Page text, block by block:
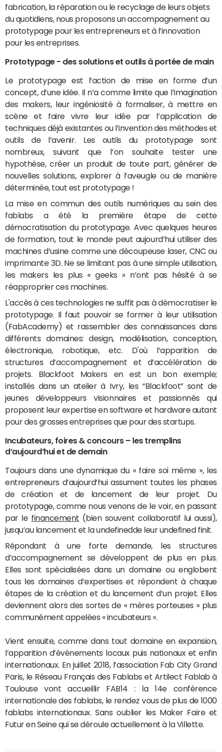
fabrication, la réparation ou le recyclage de leurs objets
du quotidiens, nous proposons un accompagnement au
prototypage pour les entrepreneurs et à l’innovation
pour les entreprises.
Prototypage - des solutions et outils à portée de main
Le prototypage est l’action de mise en forme d’un
concept, d’une idée. Il n’a comme limite que l’imagination
des makers, leur ingéniosité à formaliser, à mettre en
scène et faire vivre leur idée par l’application de
techniques déjà existantes ou l’invention des méthodes et
outils de l’avenir. Les outils du prototypage sont
nombreux, suivant que l’on souhaite tester une
hypothèse, créer un produit de toute part, générer de
nouvelles solutions, explorer à l’aveugle ou de manière
déterminée, tout est prototypage !
La mise en commun des outils numériques au sein des
fablabs a été la première étape de cette
démocratisation du prototypage. Avec quelques heures
de formation, tout le monde peut aujourd’hui utiliser des
machines d’usine comme une découpeuse laser, CNC ou
imprimante 3D. Ne se limitant pas à une simple utilisation,
les makers les plus « geeks » n’ont pas hésité à se
réapproprier ces machines.
L'accès à ces technologies ne suffit pas à démocratiser le
prototypage. Il faut pouvoir se former à leur utilisation
(FabAcademy) et rassembler des connaissances dans
différents domaines: design, modélisation, conception,
électronique, robotique, etc. D'où l’apparition de
structures d’accompagnement et d’accélération de
projets. Blackfoot Makers en est un bon exemple;
installés dans un atelier à Ivry, les “Blackfoot” sont de
jeunes développeurs visionnaires et passionnés qui
proposent leur expertise en software et hardware autant
pour des grosses entreprises que pour des startups.
Incubateurs, foires & concours – les tremplins
d’aujourd’hui et de demain
Toujours dans une dynamique du « faire soi même », les
entrepreneurs d’aujourd’hui assument toutes les phases
de création et de lancement de leur projet. Du
prototypage, comme nous venons de le voir, en passant
par le financement (bien souvent collaboratif lui aussi),
jusqu’au lancement et la undefinedde leur undefined finit.
Répondant à une forte demande, les structures
d’accompagnement se développent de plus en plus.
Elles sont spécialisées dans un domaine ou englobent
tous les domaines d’expertises et répondent à chaque
étapes de la création et du lancement d’un projet. Elles
deviennent alors des sortes de « mères porteuses » plus
communément appelées « incubateurs ».
Vient ensuite, comme dans tout domaine en expansion,
l’apparition d’événements locaux puis nationaux et enfin
internationaux. En juillet 2018, l’association Fab City Grand
Paris, le Réseau Français des Fablabs et Artilect Fablab à
Toulouse vont accueillir FAB14 : la 14e conférence
internationale des fablabs, le rendez vous de plus de 1000
fablabs internationaux. Sans oublier les Maker Faire et
Futur en Seine qui se déroule actuellement à la Villette.